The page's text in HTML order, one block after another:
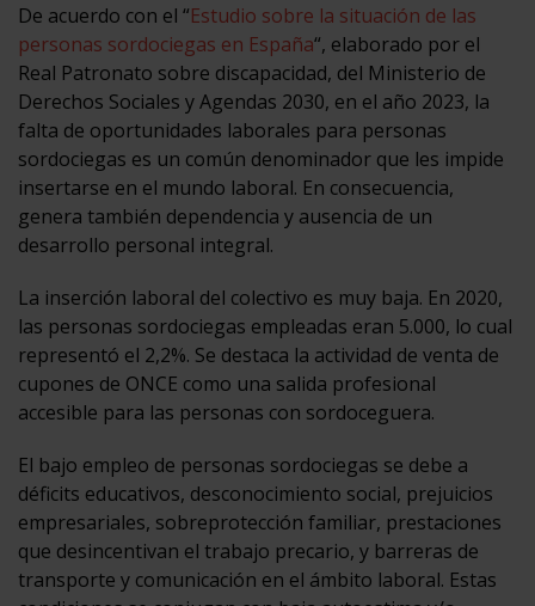
De acuerdo con el “Estudio sobre la situación de las
personas sordociegas en España“, elaborado por el
Real Patronato sobre discapacidad, del Ministerio de
Derechos Sociales y Agendas 2030, en el año 2023, la
falta de oportunidades laborales para personas
sordociegas es un común denominador que les impide
insertarse en el mundo laboral. En consecuencia,
genera también dependencia y ausencia de un
desarrollo personal integral.
La inserción laboral del colectivo es muy baja. En 2020,
las personas sordociegas empleadas eran 5.000, lo cual
representó el 2,2%. Se destaca la actividad de venta de
cupones de ONCE como una salida profesional
accesible para las personas con sordoceguera.
El bajo empleo de personas sordociegas se debe a
déficits educativos, desconocimiento social, prejuicios
empresariales, sobreprotección familiar, prestaciones
que desincentivan el trabajo precario, y barreras de
transporte y comunicación en el ámbito laboral. Estas